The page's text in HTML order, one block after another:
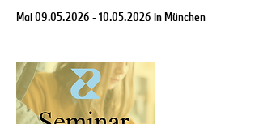
Mai 09.05.2026 - 10.05.2026 in München